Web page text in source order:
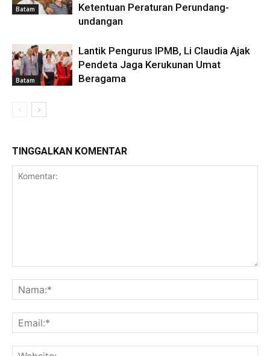
Batam
Ketentuan Peraturan Perundang-
undangan
Batam
Lantik Pengurus IPMB, Li Claudia Ajak
Pendeta Jaga Kerukunan Umat
Beragama
TINGGALKAN KOMENTAR